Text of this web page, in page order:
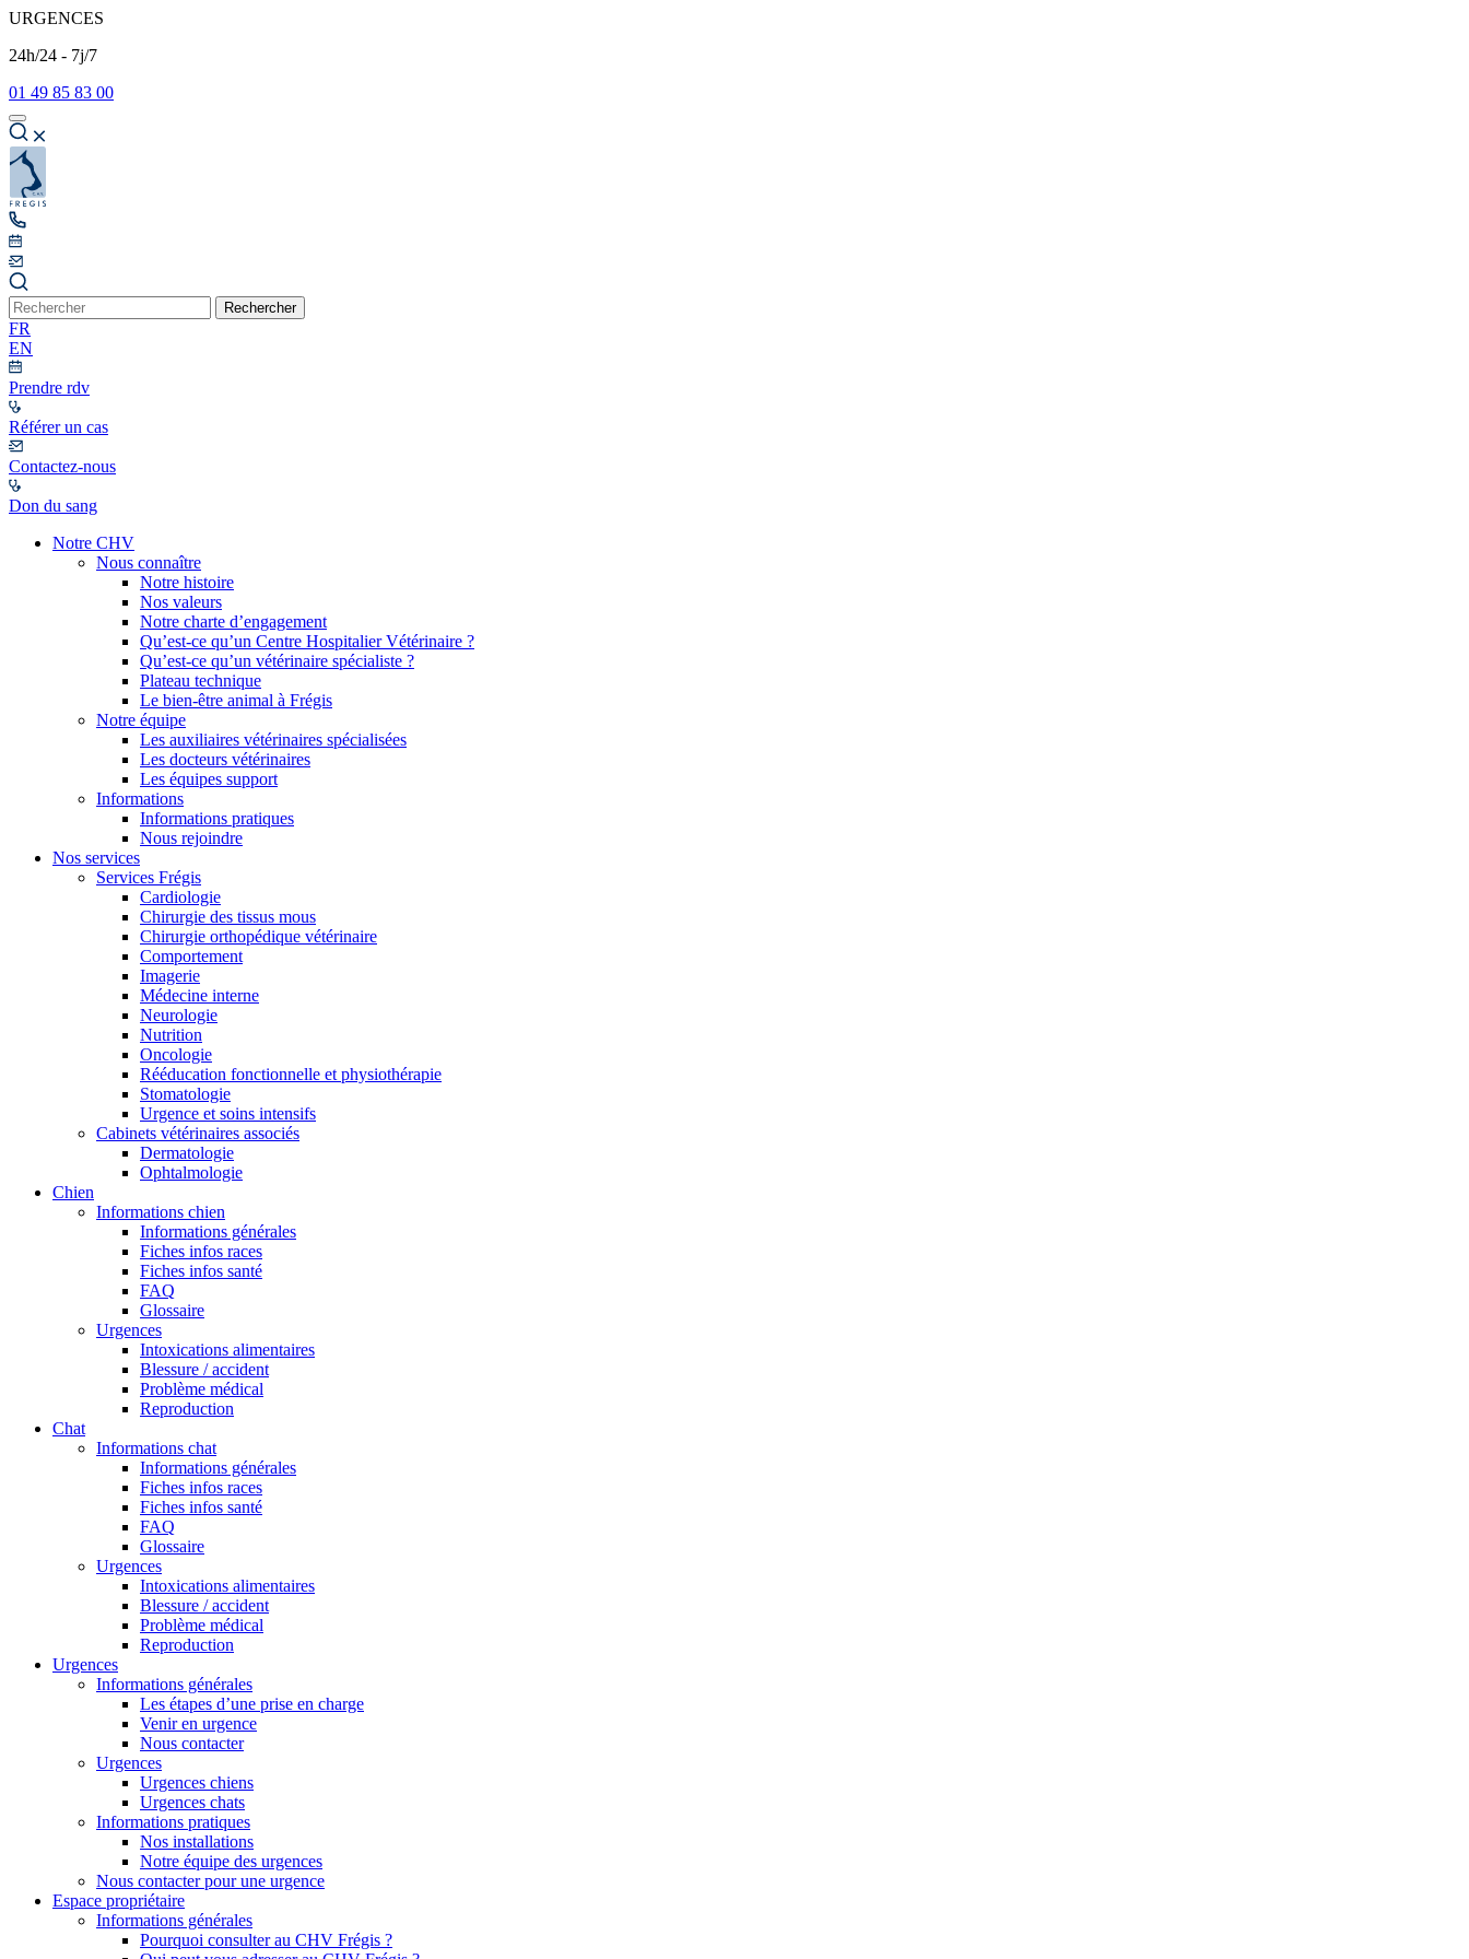
URGENCES
24h/24 - 7j/7
01 49 85 83 00
Rechercher
FR
EN
Prendre rdv
Référer un cas
Contactez-nous
Don du sang
Notre CHV
Nous connaître
Notre histoire
Nos valeurs
Notre charte d’engagement
Qu’est-ce qu’un Centre Hospitalier Vétérinaire ?
Qu’est-ce qu’un vétérinaire spécialiste ?
Plateau technique
Le bien-être animal à Frégis
Notre équipe
Les auxiliaires vétérinaires spécialisées
Les docteurs vétérinaires
Les équipes support
Informations
Informations pratiques
Nous rejoindre
Nos services
Services Frégis
Cardiologie
Chirurgie des tissus mous
Chirurgie orthopédique vétérinaire
Comportement
Imagerie
Médecine interne
Neurologie
Nutrition
Oncologie
Rééducation fonctionnelle et physiothérapie
Stomatologie
Urgence et soins intensifs
Cabinets vétérinaires associés
Dermatologie
Ophtalmologie
Chien
Informations chien
Informations générales
Fiches infos races
Fiches infos santé
FAQ
Glossaire
Urgences
Intoxications alimentaires
Blessure / accident
Problème médical
Reproduction
Chat
Informations chat
Informations générales
Fiches infos races
Fiches infos santé
FAQ
Glossaire
Urgences
Intoxications alimentaires
Blessure / accident
Problème médical
Reproduction
Urgences
Informations générales
Les étapes d’une prise en charge
Venir en urgence
Nous contacter
Urgences
Urgences chiens
Urgences chats
Informations pratiques
Nos installations
Notre équipe des urgences
Nous contacter pour une urgence
Espace propriétaire
Informations générales
Pourquoi consulter au CHV Frégis ?